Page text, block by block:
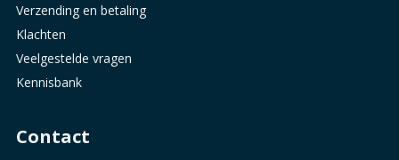
Verzending en betaling
Klachten
Veelgestelde vragen
Kennisbank
Contact